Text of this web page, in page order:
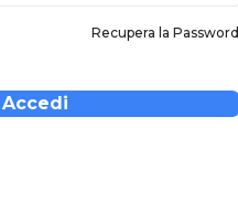
Recupera la Password
Accedi